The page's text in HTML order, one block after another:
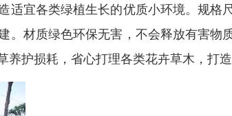
适宜各类绿植生长的优质小环境。规格
。材质绿色环保无害，不会释放有害物
护损耗，省心打理各类花卉草木，打